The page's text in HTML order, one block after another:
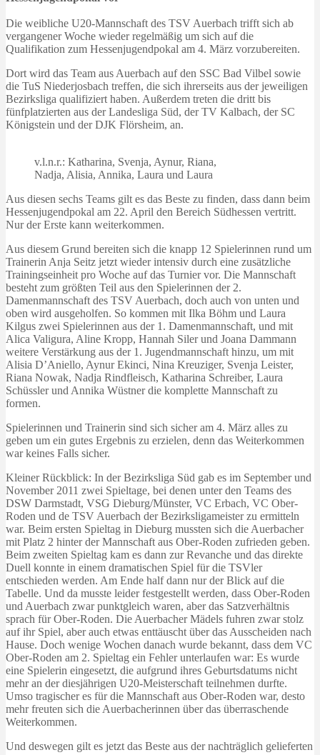
Die weibliche U20-Mannschaft des TSV Auerbach trifft sich ab
vergangener Woche wieder regelmäßig um sich auf die
Qualifikation zum Hessenjugendpokal am 4. März vorzubereiten.
Dort wird das Team aus Auerbach auf den SSC Bad Vilbel sowie
die TuS Niederjosbach treffen, die sich ihrerseits aus der jeweiligen
Bezirksliga qualifiziert haben. Außerdem treten die dritt bis
fünfplatzierten aus der Landesliga Süd, der TV Kalbach, der SC
Königstein und der DJK Flörsheim, an.
v.l.n.r.: Katharina, Svenja, Aynur, Riana,
Nadja, Alisia, Annika, Laura und Laura
Aus diesen sechs Teams gilt es das Beste zu finden, dass dann beim
Hessenjugendpokal am 22. April den Bereich Südhessen vertritt.
Nur der Erste kann weiterkommen.
Aus diesem Grund bereiten sich die knapp 12 Spielerinnen rund um
Trainerin Anja Seitz jetzt wieder intensiv durch eine zusätzliche
Trainingseinheit pro Woche auf das Turnier vor. Die Mannschaft
besteht zum größten Teil aus den Spielerinnen der 2.
Damenmannschaft des TSV Auerbach, doch auch von unten und
oben wird ausgeholfen. So kommen mit Ilka Böhm und Laura
Kilgus zwei Spielerinnen aus der 1. Damenmannschaft, und mit
Alica Valigura, Aline Kropp, Hannah Siler und Joana Dammann
weitere Verstärkung aus der 1. Jugendmannschaft hinzu, um mit
Alisia D’Aniello, Aynur Ekinci, Nina Kreuziger, Svenja Leister,
Riana Nowak, Nadja Rindfleisch, Katharina Schreiber, Laura
Schüssler und Annika Wüstner die komplette Mannschaft zu
formen.
Spielerinnen und Trainerin sind sich sicher am 4. März alles zu
geben um ein gutes Ergebnis zu erzielen, denn das Weiterkommen
war keines Falls sicher.
Kleiner Rückblick: In der Bezirksliga Süd gab es im September und
November 2011 zwei Spieltage, bei denen unter den Teams des
DSW Darmstadt, VSG Dieburg/Münster, VC Erbach, VC Ober-
Roden und de TSV Auerbach der Bezirksligameister zu ermitteln
war. Beim ersten Spieltag in Dieburg mussten sich die Auerbacher
mit Platz 2 hinter der Mannschaft aus Ober-Roden zufrieden geben.
Beim zweiten Spieltag kam es dann zur Revanche und das direkte
Duell konnte in einem dramatischen Spiel für die TSVler
entschieden werden. Am Ende half dann nur der Blick auf die
Tabelle. Und da musste leider festgestellt werden, dass Ober-Roden
und Auerbach zwar punktgleich waren, aber das Satzverhältnis
sprach für Ober-Roden. Die Auerbacher Mädels fuhren zwar stolz
auf ihr Spiel, aber auch etwas enttäuscht über das Ausscheiden nach
Hause. Doch wenige Wochen danach wurde bekannt, dass dem VC
Ober-Roden am 2. Spieltag ein Fehler unterlaufen war: Es wurde
eine Spielerin eingesetzt, die aufgrund ihres Geburtsdatums nicht
mehr an der diesjährigen U20-Meisterschaft teilnehmen durfte.
Umso tragischer es für die Mannschaft aus Ober-Roden war, desto
mehr freuten sich die Auerbacherinnen über das überraschende
Weiterkommen.
Und deswegen gilt es jetzt das Beste aus der nachträglich gelieferten